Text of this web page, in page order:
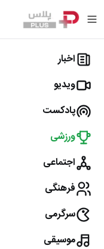
اخبار
ویدیو
پادکست
ورزشی
اجتماعی
فرهنگی
سرگرمی
موسیقی